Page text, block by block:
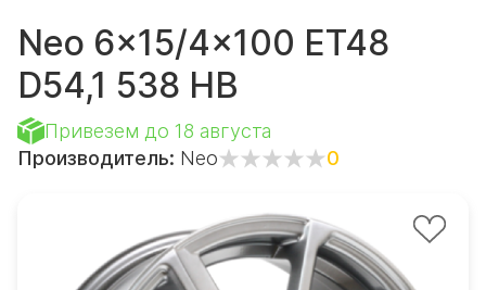
Neo 6x15/4x100 ET48
D54,1 538 HB
Привезем до 18 августа
Производитель: Neo 0